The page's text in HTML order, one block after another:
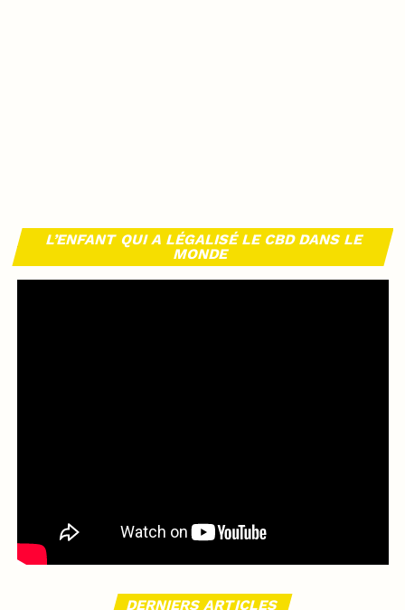
L’ENFANT QUI A LÉGALISÉ LE CBD DANS LE
MONDE
DERNIERS ARTICLES